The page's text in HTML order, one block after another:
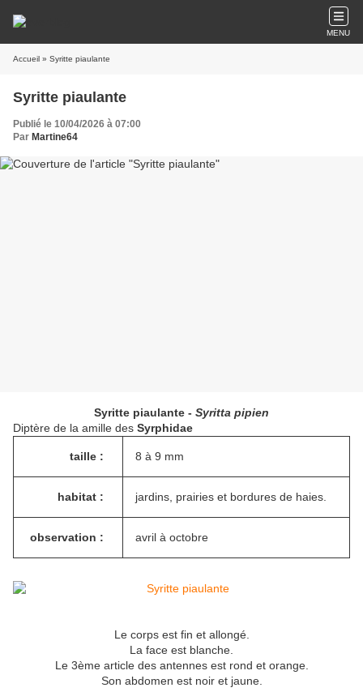
MENU
Accueil » Syritte piaulante
Syritte piaulante
Publié le 10/04/2026 à 07:00
Par Martine64
Syritte piaulante - Syritta pipien
Diptère de la amille des Syrphidae
taille : 8 à 9 mm
habitat : jardins, prairies et bordures de haies.
observation : avril à octobre
Le corps est fin et allongé.
La face est blanche.
Le 3ème article des antennes est rond et orange.
Son abdomen est noir et jaune.